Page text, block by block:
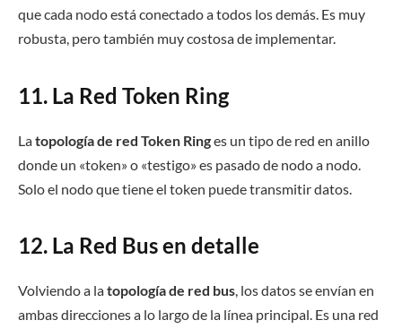
que cada nodo está conectado a todos los demás. Es muy
robusta, pero también muy costosa de implementar.
11. La Red Token Ring
Latopología de red Token Ringes un tipo de red en anillo
donde un «token» o «testigo» es pasado de nodo a nodo.
Solo el nodo que tiene el token puede transmitir datos.
12. La Red Bus en detalle
Volviendo a latopología de red bus, los datos se envían en
ambas direcciones a lo largo de la línea principal. Es una red